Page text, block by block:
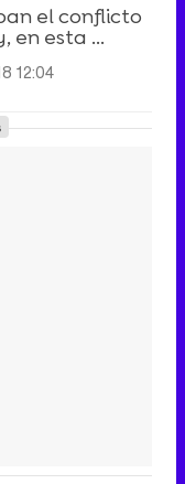
el conflicto
en esta ...
12:04